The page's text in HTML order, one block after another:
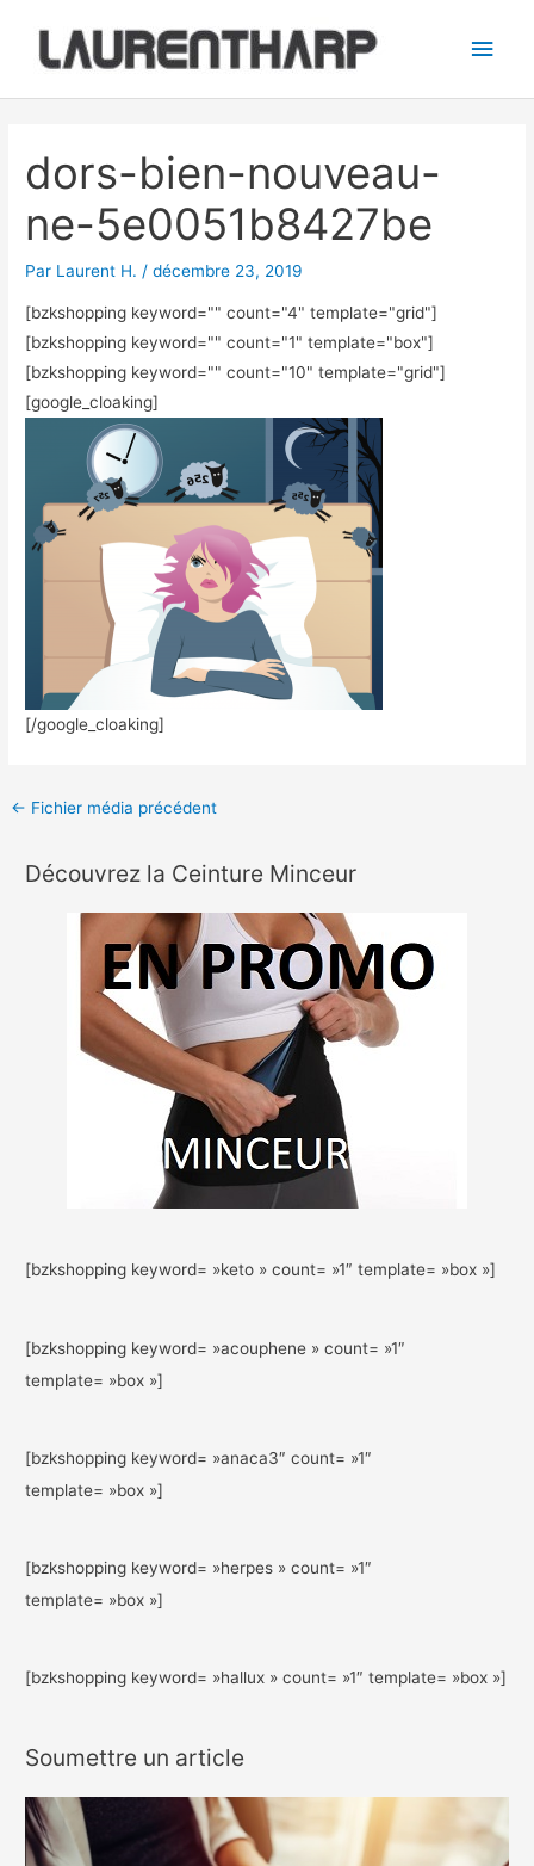
contenu
dors-bien-nouveau-
ne-5e0051b8427be
Par Laurent H. /décembre 23, 2019
[bzkshopping keyword="" count="4" template="grid"]
[bzkshopping keyword="" count="1" template="box"]
[bzkshopping keyword="" count="10" template="grid"]
[google_cloaking]
[/google_cloaking]
articles
← Fichier média précédent
Découvrez la Ceinture Minceur
[bzkshopping keyword= »keto » count= »1″ template= »box »]
[bzkshopping keyword= »acouphene » count= »1″
template= »box »]
[bzkshopping keyword= »anaca3″ count= »1″
template= »box »]
[bzkshopping keyword= »herpes » count= »1″
template= »box »]
[bzkshopping keyword= »hallux » count= »1″ template= »box »]
Soumettre un article